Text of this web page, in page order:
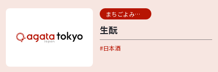
まちごよみ用語辞典
生酛
日本酒